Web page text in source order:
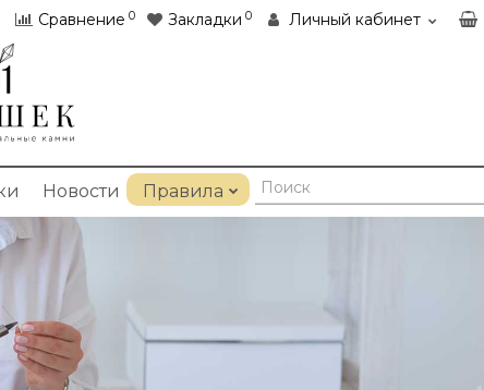
Сравнение 0 Закладки 0 Личный кабинет
Новости Правила